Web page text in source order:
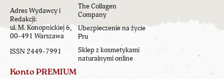
Adres Wydawcy i
Redakcji:
ul. M. Konopnickiej 6,
00-491 Warszawa
ISSN 2449-7991
The Collagen
Company
Ubezpieczenie na życie
Pru
Sklep z kosmetykami
naturalnymi online
Konto PREMIUM